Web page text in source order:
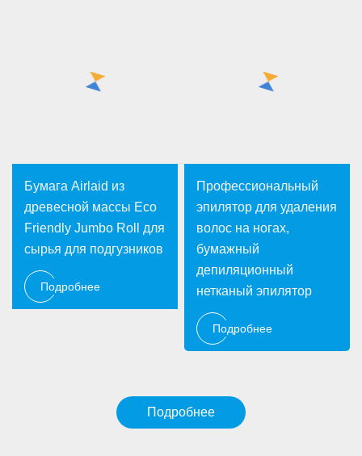
Бумага Airlaid из
древесной массы Eco
Friendly Jumbo Roll для
сырья для подгузников
Подробнее
Профессиональный
эпилятор для удаления
волос на ногах,
бумажный
депиляционный
нетканый эпилятор
Подробнее
Подробнее